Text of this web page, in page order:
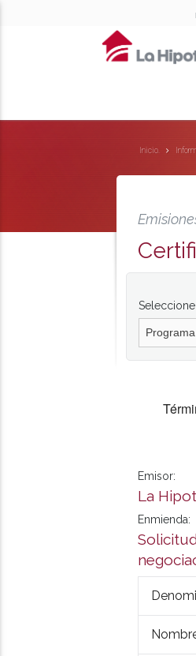
Inicio.
Emisor:
La
Enmienda: